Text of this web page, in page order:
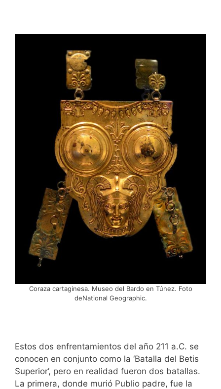
Coraza cartaginesa. Museo del Bardo en Túnez. Foto
deNational Geographic.
Estos dos enfrentamientos del año 211 a.C. se
conocen en conjunto como la ‘Batalla del Betis
Superior’, pero en realidad fueron dos batallas.
La primera, donde murió Publio padre, fue la